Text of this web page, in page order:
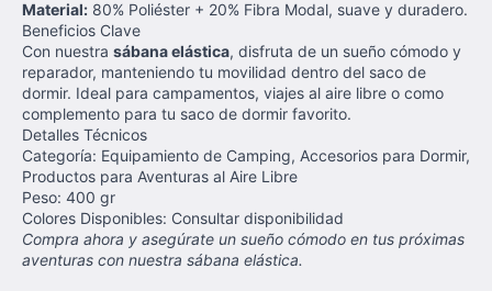
Material: 80% Poliéster + 20% Fibra Modal, suave y duradero.
Beneficios Clave
Con nuestra sábana elástica, disfruta de un sueño cómodo y
reparador, manteniendo tu movilidad dentro del saco de
dormir. Ideal para campamentos, viajes al aire libre o como
complemento para tu saco de dormir favorito.
Detalles Técnicos
Categoría: Equipamiento de Camping, Accesorios para Dormir,
Productos para Aventuras al Aire Libre
Peso: 400 gr
Colores Disponibles: Consultar disponibilidad
Compra ahora y asegúrate un sueño cómodo en tus próximas
aventuras con nuestra sábana elástica.